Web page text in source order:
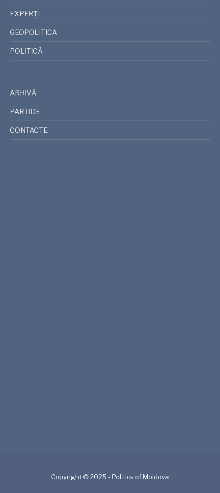
EXPERȚI
GEOPOLITICA
POLITICĂ
ARHIVĂ
PARTIDE
CONTACTE
Copyright © 2025 - Politics of Moldova